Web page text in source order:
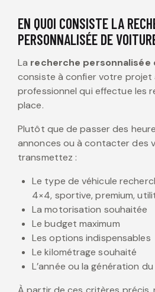
EN QUOI CONSISTE LA
PERSONNALISÉE DE
La recherche personnalisée
consiste à confier votre projet
professionnel qui effectue les
place.
Plutôt que de passer des
annonces ou à contacter des
transmettez :
Le type de véhicule
4×4, sportive, premium,
La motorisation souhaitée
Le budget maximum
Les options indispensables
Le kilométrage souhaité
L’année ou la génération